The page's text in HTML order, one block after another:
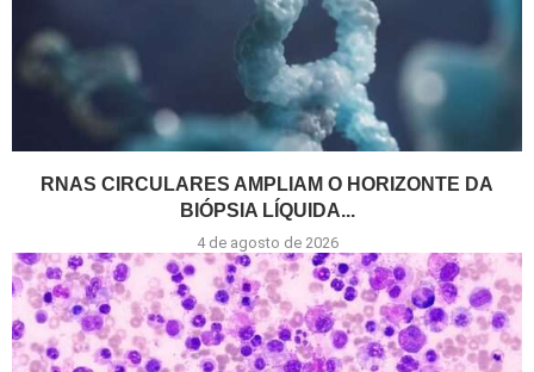
RNAS CIRCULARES AMPLIAM O HORIZONTE DA
BIÓPSIA LÍQUIDA...
4 de agosto de 2026